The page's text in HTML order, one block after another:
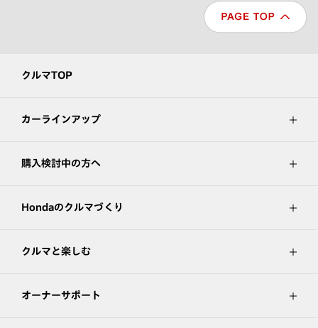
クルマTOP
カーラインアップ
購入検討中の方へ
Hondaのクルマづくり
クルマと楽しむ
オーナーサポート